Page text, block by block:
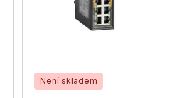
Není skladem